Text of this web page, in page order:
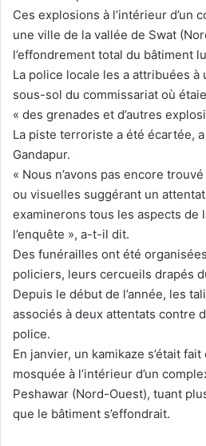
Ces explosions à l’intérieur d’un
une ville de la vallée de Swat
l’effondrement total du bâtiment
La police locale les a attribuées
sous-sol du commissariat où
« des grenades et d’autres
La piste terroriste a été écartée,
Gandapur.
« Nous n’avons pas encore
ou visuelles suggérant un
examinerons tous les aspects de
l’enquête », a-t-il dit.
Des funérailles ont été
policiers, leurs cercueils drapés
Depuis le début de l’année, les
associés à deux attentats contre
police.
En janvier, un kamikaze s’était
mosquée à l’intérieur d’un
Peshawar (Nord-Ouest), tuant
que le bâtiment s’effondrait.